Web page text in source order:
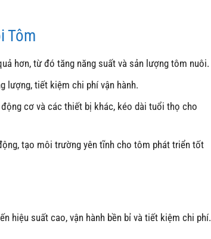
Tôm
hơn, từ đó tăng năng suất và sản lượng tôm nuôi.
lượng, tiết kiệm chi phí vận hành.
cơ và các thiết bị khác, kéo dài tuổi thọ cho
tạo môi trường yên tĩnh cho tôm phát triển tốt
hiệu suất cao, vận hành bền bỉ và tiết kiệm chi phí.